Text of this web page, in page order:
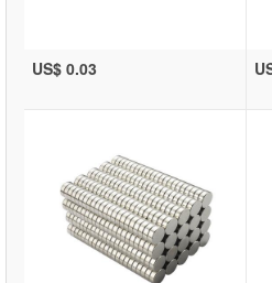
US$ 0.03